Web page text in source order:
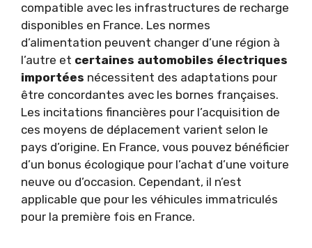
compatible avec les infrastructures de recharge
disponibles en France. Les normes
d’alimentation peuvent changer d’une région à
l’autre et certaines automobiles électriques
importées nécessitent des adaptations pour
être concordantes avec les bornes françaises.
Les incitations financières pour l’acquisition de
ces moyens de déplacement varient selon le
pays d’origine. En France, vous pouvez bénéficier
d’un bonus écologique pour l’achat d’une voiture
neuve ou d’occasion. Cependant, il n’est
applicable que pour les véhicules immatriculés
pour la première fois en France.